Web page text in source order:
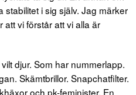
stabilitet i sig själv. Jag märker
att vi förstår att vi alla är
djur. Som har nummerlapp.
Skämtbrillor. Snapchatfilter.
och pk-feminister. En